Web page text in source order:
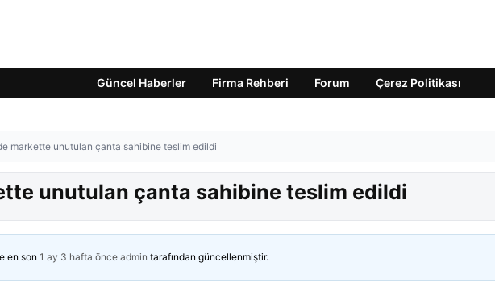
Güncel Haberler Firma Rehberi Forum Çerez Politikası
markette unutulan çanta sahibine teslim edildi
unutulan çanta sahibine teslim edildi
en son 1 ay 3 hafta önce admin tarafından güncellenmiştir.